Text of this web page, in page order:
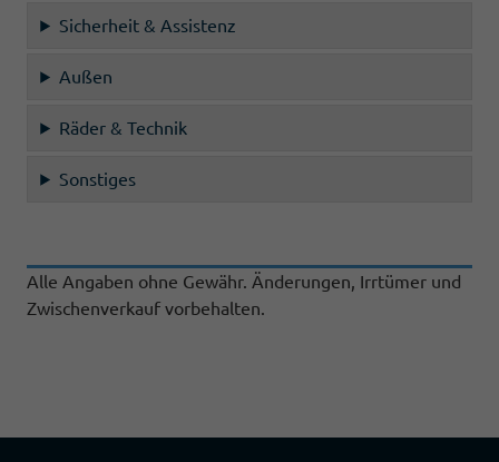
Sicherheit & Assistenz
Außen
Räder & Technik
Sonstiges
Alle Angaben ohne Gewähr. Änderungen, Irrtümer und
Zwischenverkauf vorbehalten.